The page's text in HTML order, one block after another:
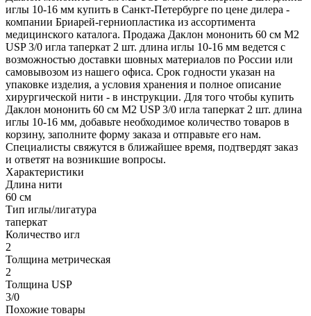
иглы 10-16 мм купить в Санкт-Петербурге по цене дилера -
компании Бриарей-герниопластика из ассортимента
медицинского каталога. Продажа Даклон мононить 60 см М2
USP 3/0 игла таперкат 2 шт. длина иглы 10-16 мм ведется с
возможностью доставки шовных материалов по России или
самовывозом из нашего офиса. Срок годности указан на
упаковке изделия, а условия хранения и полное описание
хирургической нити - в инструкции. Для того чтобы купить
Даклон мононить 60 см М2 USP 3/0 игла таперкат 2 шт. длина
иглы 10-16 мм, добавьте необходимое количество товаров в
корзину, заполните форму заказа и отправьте его нам.
Специалисты свяжутся в ближайшее время, подтвердят заказ
и ответят на возникшие вопросы.
Характеристики
Длина нити
60 см
Тип иглы/лигатура
таперкат
Количество игл
2
Толщина метрическая
2
Толщина USP
3/0
Похожие товары